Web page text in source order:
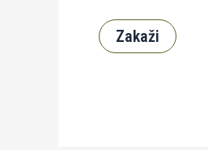
Zakaži